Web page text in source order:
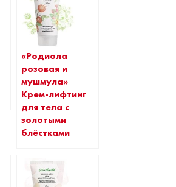
«Родиола
розовая и
мушмула»
Крем-лифтинг
для тела с
золотыми
блёстками